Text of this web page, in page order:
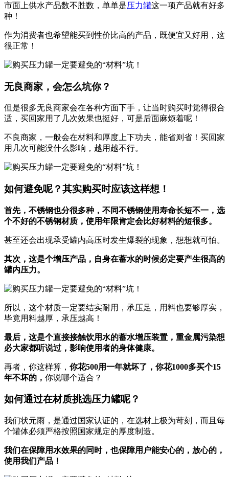
市面上供水产品数不胜数，单单是压力罐这一项产品就有好多
种！
作为消费者也希望能买到性价比高的产品，既便宜又好用，这
很正常！
无良商家，会怎么坑你？
但是很多无良商家会在各种方面下手，让当时购买时觉得很合
适，买回家用了几次效果也挺好，可是后面麻烦着呢！
不良商家，一般会在材料和厚度上下功夫，能省则省！买回家
用几次可能没什么影响，越用越不行。
如何避免呢？其实购买时应该这样想！
首先， 不锈钢也分很多种，不同不锈钢使用寿命长短不一，选
个不好的不锈钢材质，使用年限肯定会比好材料的短很多。
甚至还会出现承受罐内高压时发生爆裂的现象，想想就可怕。
其次，这是个增压产品，自身在蓄水的时候必定要产生很高的
罐内压力。
所以，这个材质一定要结实耐用，承压足，用料也要够厚实，
毕竟用料越厚，承压越高！
最后，这是个直接接触饮用水的蓄水增压装置，重金属污染想
必大家都听说过，影响使用者的身体健康。
再者，你这样算， 你花500用一年就坏了，你花1000多买个15
年不坏的， 你说哪个适合？
如何通过在材质挑选压力罐呢？
我们状元雨，是通过国家认证的，在选材上极为苛刻，而且每
个罐体必须严格按照国家规定的厚度制造。
我们在保障用水效果的同时，也保障用户能安心的，放心的，
使用我们产品！